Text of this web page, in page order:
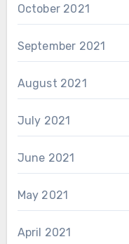
October 2021
September 2021
August 2021
July 2021
June 2021
May 2021
April 2021